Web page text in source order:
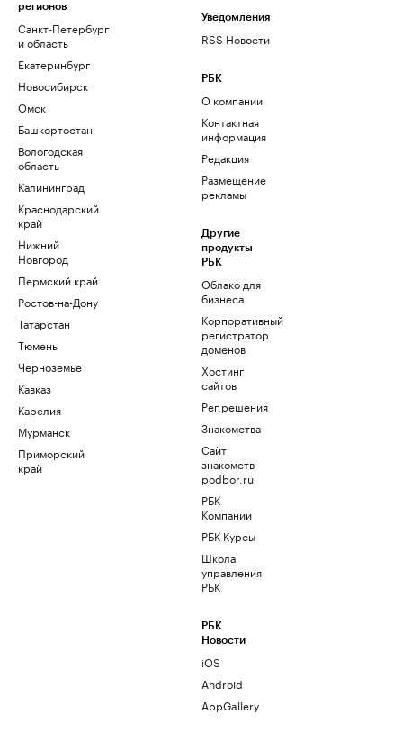
регионов
Санкт-Петербург
и область
Екатеринбург
Новосибирск
Омск
Башкортостан
Вологодская
область
Калининград
Краснодарский
край
Нижний
Новгород
Пермский край
Ростов-на-Дону
Татарстан
Тюмень
Черноземье
Кавказ
Карелия
Мурманск
Приморский
край
Уведомления
RSS Новости
РБК
О компании
Контактная
информация
Редакция
Размещение
рекламы
Другие
продукты
РБК
Облако для
бизнеса
Корпоративный
регистратор
доменов
Хостинг
сайтов
Рег.решения
Знакомства
Сайт
знакомств
podbor.ru
РБК
Компании
РБК Курсы
Школа
управления
РБК
РБК
Новости
iOS
Android
AppGallery